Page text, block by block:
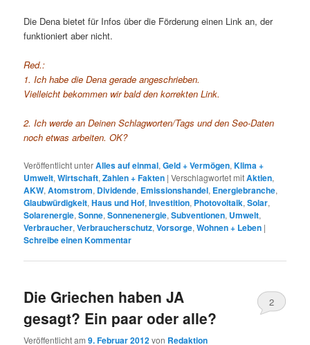
Die Dena bietet für Infos über die Förderung einen Link an, der
funktioniert aber nicht.
Red.:
1. Ich habe die Dena gerade angeschrieben.
Vielleicht bekommen wir bald den korrekten Link.
2. Ich werde an Deinen Schlagworten/Tags und den Seo-Daten
noch etwas arbeiten. OK?
Veröffentlicht unterAlles auf einmal,Geld + Vermögen,Klima +
Umwelt,Wirtschaft,Zahlen + Fakten |Verschlagwortet mitAktien,
AKW,Atomstrom, Dividende, Emissionshandel, Energiebranche,
Glaubwürdigkeit,Haus und Hof,Investition, Photovoltaik,Solar,
Solarenergie,Sonne,Sonnenenergie,Subventionen, Umwelt,
Verbraucher,Verbraucherschutz,Vorsorge,Wohnen + Leben |
Schreibe einen Kommentar
Die Griechen haben JA
gesagt? Ein paar oder alle?
Veröffentlicht am9. Februar 2012von Redaktion
2